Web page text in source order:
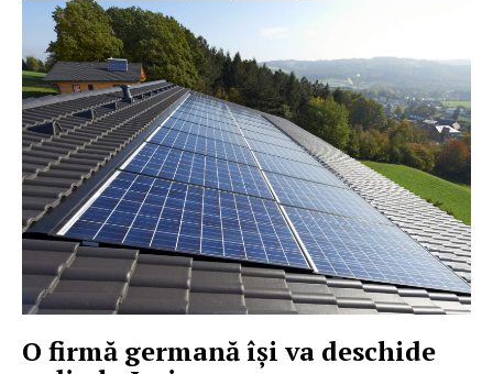
O firmă germană își va deschide